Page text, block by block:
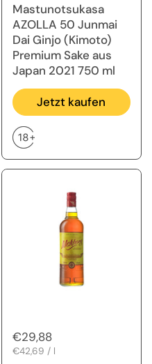
Mastunotsukasa
AZOLLA 50 Junmai
Dai Ginjo (Kimoto)
Premium Sake aus
Japan 2021 750 ml
Jetzt kaufen
Regulärer Preis
€29,88
Stückpreis
€42,69 / l